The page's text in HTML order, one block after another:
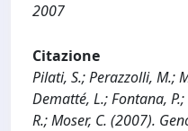
2007
Citazione
Pilati, S.; Perazzolli, M.;
Dematté, L.; Fontana,
R.; Moser, C. (2007).